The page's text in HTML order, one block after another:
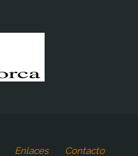
Enlaces Contacto